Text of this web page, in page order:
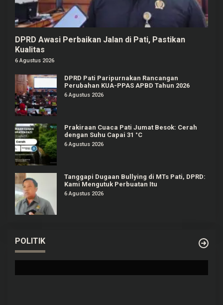
DPRD Awasi Perbaikan Jalan di Pati, Pastikan
Kualitas
6 Agustus 2026
DPRD Pati Paripurnakan Rancangan
Perubahan KUA-PPAS APBD Tahun 2026
6 Agustus 2026
Prakiraan Cuaca Pati Jumat Besok: Cerah
dengan Suhu Capai 31 °C
6 Agustus 2026
Tanggapi Dugaan Bullying di MTs Pati, DPRD:
Kami Mengutuk Perbuatan Itu
6 Agustus 2026
POLITIK
Mengulang Sejarah Sang Ayah
Di Politik